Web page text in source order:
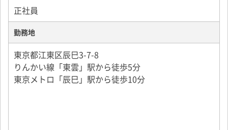
＜一日のスケジュール＞
・午前
8：00／集合
9：00／現場到着、粗大ごみ回収開始
11：00／会社に戻って荷降ろし
11：30／1時間お昼休憩
基本的にしっかり時間通りに休憩が取れます。
正社員
勤務地
東京都江東区辰巳3-7-8
りんかい線「東雲」駅から徒歩5分
東京メトロ「辰巳」駅から徒歩10分